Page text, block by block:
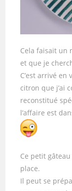
Cela faisait un
et que je
C’est arrivé en
citron que j’ai
reconstitué
l’affaire est
Ce petit
place.
Il peut se